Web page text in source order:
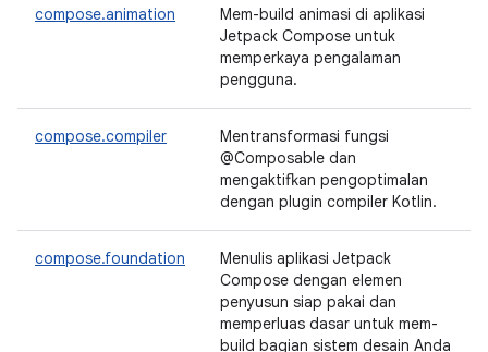
compose.animation
Mem-build animasi di aplikasi
Jetpack Compose untuk
memperkaya pengalaman
pengguna.
compose.compiler
Mentransformasi fungsi
@Composable dan
mengaktifkan pengoptimalan
dengan plugin compiler Kotlin.
compose.foundation
Menulis aplikasi Jetpack
Compose dengan elemen
penyusun siap pakai dan
memperluas dasar untuk mem-
build bagian sistem desain Anda